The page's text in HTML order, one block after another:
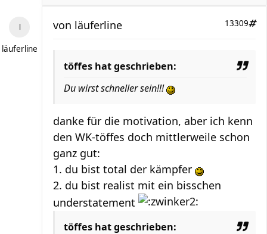
läuferline
13309
von läuferline
töffes hat geschrieben:
Du wirst schneller sein!!!
danke für die motivation, aber ich kenn
den WK-töffes doch mittlerweile schon
ganz gut:
1. du bist total der kämpfer
2. du bist realist mit ein bisschen
understatement
töffes hat geschrieben: